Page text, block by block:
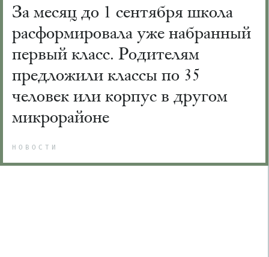
За месяц до 1 сентября школа
расформировала уже набранный
первый класс. Родителям
предложили классы по 35
человек или корпус в другом
микрорайоне
НОВОСТИ